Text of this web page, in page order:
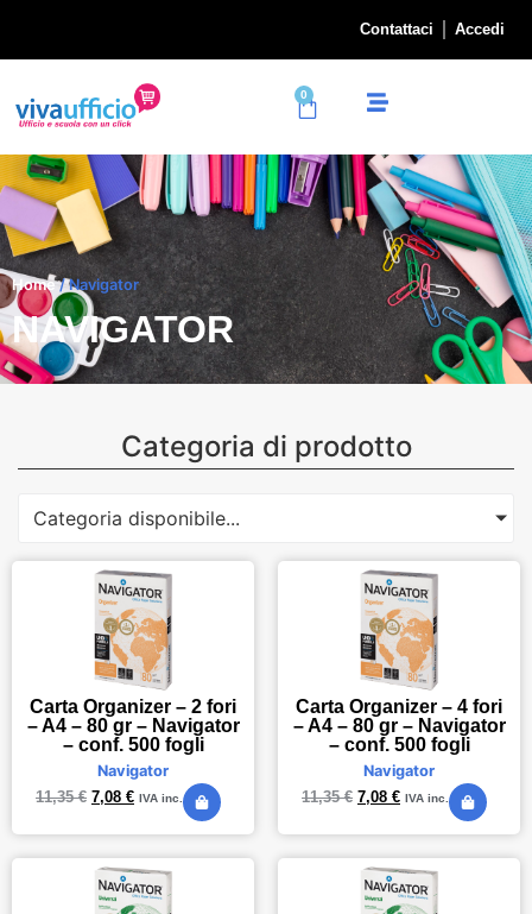
Contattaci Accedi
0
Home/ Navigator
NAVIGATOR
Categoria di prodotto
Categoria disponibile...
Carta Organizer – 2 fori
– A4 – 80 gr – Navigator
– conf. 500 fogli
Navigator
11,35€ 7,08 € IVA inc.
Carta Organizer – 4 fori
– A4 – 80 gr – Navigator
– conf. 500 fogli
Navigator
11,35€ 7,08 € IVA inc.